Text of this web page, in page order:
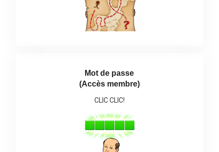
Mot de passe
(Accès membre)
CLIC CLIC!